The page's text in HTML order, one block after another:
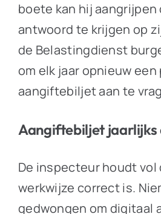
boete kan hij aangrijpen
antwoord te krijgen op
de Belastingdienst
om elk jaar opnieuw een
aangiftebiljet aan te
Aangiftebiljet jaarlijks
De inspecteur houdt vol
werkwijze correct is.
gedwongen om digitaal